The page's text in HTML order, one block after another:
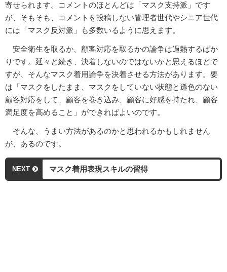
寄せられます。コメントのほとんどは「マスク支持派」です
が、そもそも、コメントを投稿しない管理者世代やシニア世代
には「マスク反対派」も多数いるように思えます。
安全衛生を取るか、顧客対応を取るかの論争は過熱するばか
りです。延々と続き、決着しないのではないかと思えるほどで
すが、そんなマスク着用論争を決着させる方法があります。要
は「マスクをしたまま、マスクをしていない状態と遜色のない
顧客対応をして、顧客を巻き込み、顧客に好感を持たれ、顧客
満足度を高めること」ができればよいのです。
そんな、うまい方法があるのかと思われるかもしれません
が、あるのです。
NEXT マスク着用表現スキルの習得